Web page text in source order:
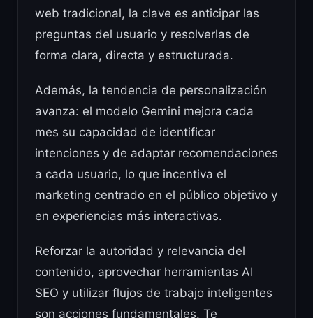
web tradicional, la clave es anticipar las
preguntas del usuario y resolverlas de
forma clara, directa y estructurada.
Además, la tendencia de personalización
avanza: el modelo Gemini mejora cada
mes su capacidad de identificar
intenciones y de adaptar recomendaciones
a cada usuario, lo que incentiva el
marketing centrado en el público objetivo y
en experiencias más interactivas.
Reforzar la autoridad y relevancia del
contenido, aprovechar herramientas AI
SEO y utilizar flujos de trabajo inteligentes
son acciones fundamentales. Te